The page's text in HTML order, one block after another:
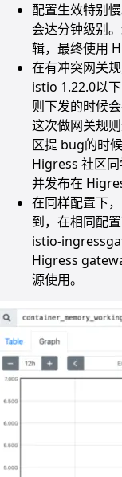
配置生效特别
会达分钟级别
辑，最终使用
在有冲突网关
istio 1.22.0以
则下发的时候
这次做网关规
区提 bug的时
Higress 社区
并发布在
在同样配置下
到，在相同配
istio-
Higress
源使用。